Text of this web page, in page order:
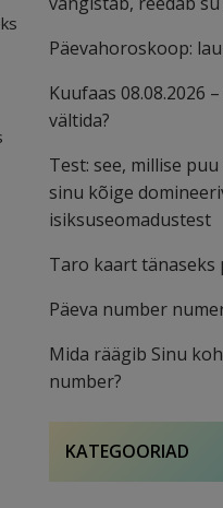
Päevahoroskoop:
Kuufaas 08.08.2026
vältida?
Test: see, millise
sinu kõige
isiksuseomadustest
Taro kaart tänaseks
Päeva number
Mida räägib Sinu
number?
KATEGOORIAD